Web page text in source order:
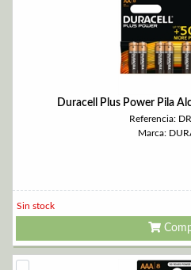
Duracell Plus Power Pila
Referencia:
Marca:
Sin stock